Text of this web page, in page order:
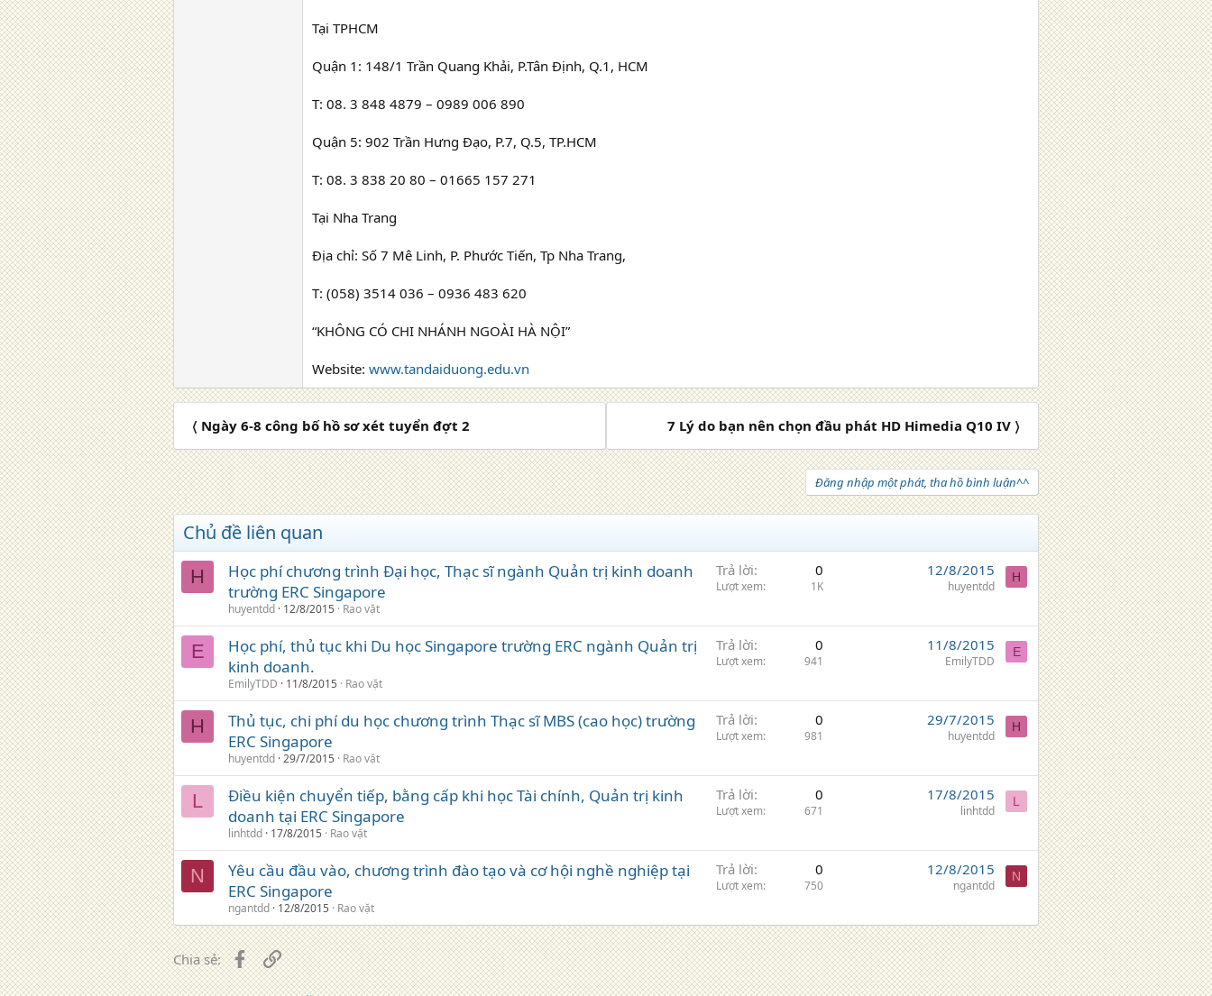
Tại TPHCM
Quận 1: 148/1 Trần Quang Khải, P.Tân Định, Q.1, HCM
T: 08. 3 848 4879 – 0989 006 890
Quận 5: 902 Trần Hưng Đạo, P.7, Q.5, TP.HCM
T: 08. 3 838 20 80 – 01665 157 271
Tại Nha Trang
Địa chỉ: Số 7 Mê Linh, P. Phước Tiến, Tp Nha Trang,
T: (058) 3514 036 – 0936 483 620
“KHÔNG CÓ CHI NHÁNH NGOÀI HÀ NỘI”
Website: www.tandaiduong.edu.vn
〈 Ngày 6-8 công bố hồ sơ xét tuyển đợt 2 7 Lý do bạn nên chọn đầu phát HD Himedia Q10 IV 〉
Đăng nhập một phát, tha hồ bình luận^^
Chủ đề liên quan
H
Học phí chương trình Đại học, Thạc sĩ ngành Quản trị kinh doanh
trường ERC Singapore
huyentdd 12/8/2015 Rao vặt
Trả lời 0
Lượt xem 1K
12/8/2015
huyentdd
H
E
Học phí, thủ tục khi Du học Singapore trường ERC ngành Quản trị
kinh doanh.
EmilyTDD 11/8/2015 Rao vặt
Trả lời 0
Lượt xem 941
11/8/2015
EmilyTDD
E
H
Thủ tục, chi phí du học chương trình Thạc sĩ MBS (cao học) trường
ERC Singapore
huyentdd 29/7/2015 Rao vặt
Trả lời 0
Lượt xem 981
29/7/2015
huyentdd
H
L
Điều kiện chuyển tiếp, bằng cấp khi học Tài chính, Quản trị kinh
doanh tại ERC Singapore
linhtdd 17/8/2015 Rao vặt
Trả lời 0
Lượt xem 671
17/8/2015
linhtdd
L
N
Yêu cầu đầu vào, chương trình đào tạo và cơ hội nghề nghiệp tại
ERC Singapore
ngantdd 12/8/2015 Rao vặt
Trả lời 0
Lượt xem 750
12/8/2015
ngantdd
N
Chia sẻ: Facebook
Liên kết